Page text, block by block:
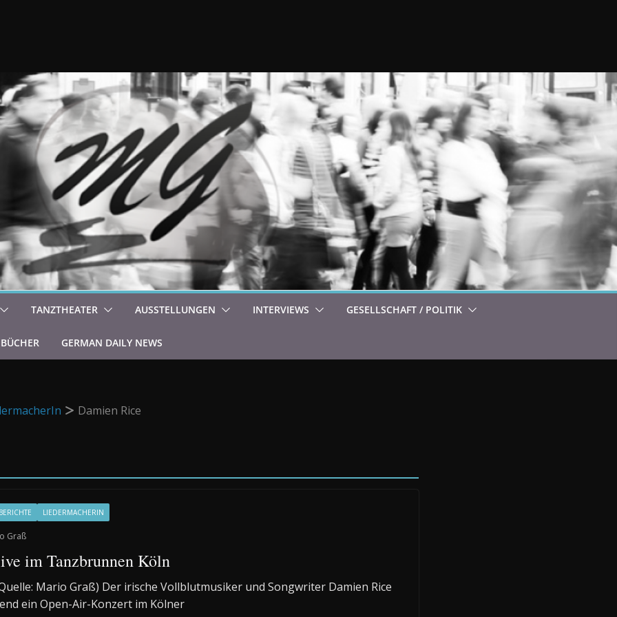
TANZTHEATER AUSSTELLUNGEN INTERVIEWS GESELLSCHAFT / POLITIK
BÜCHER GERMAN DAILY NEWS
Damien Rice
LIEDERMACHERIN
Graß
im Tanzbrunnen Köln
Mario Graß) Der irische Vollblutmusiker und Songwriter Damien Rice
ein Open-Air-Konzert im Kölner